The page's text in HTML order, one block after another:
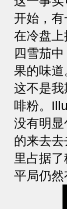
开始，
在冷盘
四雪茄
果的味
这不是
啡粉。
没有明
的来去
里占据
平局仍